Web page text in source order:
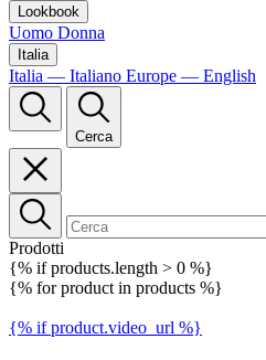
Lookbook
Uomo Donna
Italia
Italia — Italiano Europe — English
Cerca
Prodotti
{% if products.length > 0 %}
{% for product in products %}
{% if product.video_url %}